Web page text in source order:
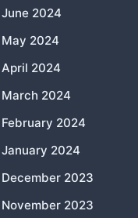
June 2024
May 2024
April 2024
March 2024
February 2024
January 2024
December 2023
November 2023